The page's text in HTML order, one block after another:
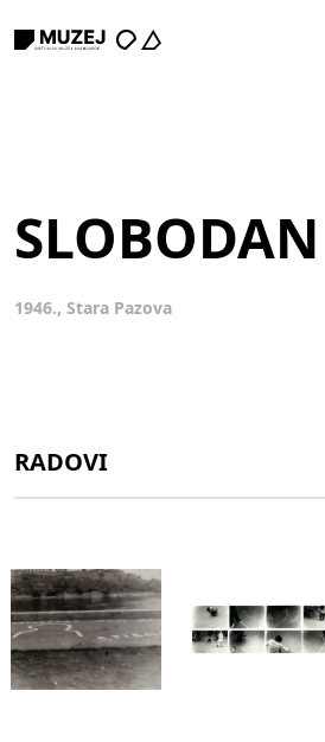
1946., Stara Pazova
RADOVI